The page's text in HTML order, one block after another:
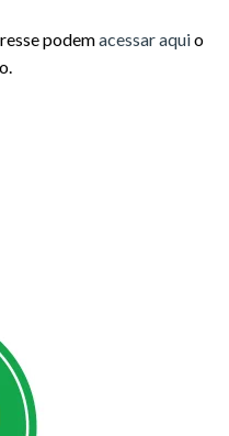
podemacessar aquio